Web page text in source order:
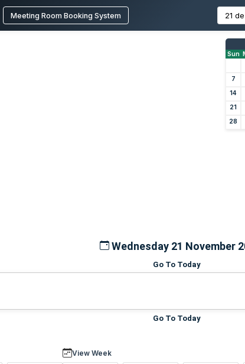
Meeting Room Booking System
Sun
7
14
21
28
Wednesday 21 November
Go To Today
Go To Today
View Week